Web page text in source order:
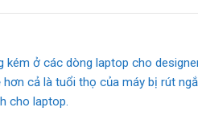
kém ở các dòng laptop cho
cả là tuổi thọ của máy bị rút
cho laptop.